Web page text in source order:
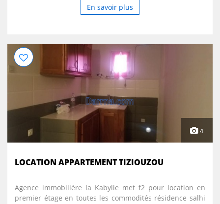
En savoir plus
4
LOCATION APPARTEMENT TIZIOUZOU
Agence immobilière la Kabylie met f2 pour location en
premier étage en toutes les commodités résidence salhi